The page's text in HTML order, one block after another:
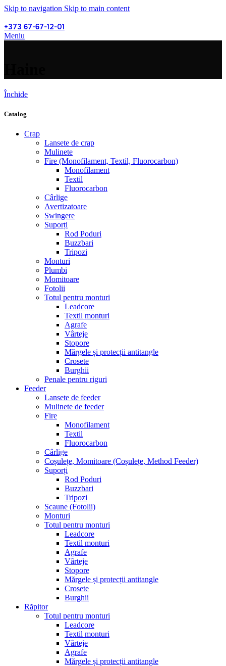
Skip to navigation Skip to main content
+373 67-67-12-01
Meniu
Închide
Catalog
Crap
Lansete de crap
Mulinete
Fire (Monofilament, Textil, Fluorocarbon)
Monofilament
Textil
Fluorocarbon
Cârlige
Avertizatoare
Swingere
Suporți
Rod Poduri
Buzzbari
Tripozi
Monturi
Plumbi
Momitoare
Fotolii
Totul pentru monturi
Leadcore
Textil monturi
Agrafe
Vârteje
Stopore
Mărgele și protecții antitangle
Crosete
Burghii
Penale pentru riguri
Feeder
Lansete de feeder
Mulinete de feeder
Fire
Monofilament
Textil
Fluorocarbon
Cârlige
Coșulețe, Momitoare (Coșulețe, Method Feeder)
Suporți
Rod Poduri
Buzzbari
Tripozi
Scaune (Fotolii)
Monturi
Totul pentru monturi
Leadcore
Textil monturi
Agrafe
Vârteje
Stopore
Mărgele și protecții antitangle
Crosete
Burghii
Răpitor
Totul pentru monturi
Leadcore
Textil monturi
Vârteje
Agrafe
Mărgele și protecții antitangle